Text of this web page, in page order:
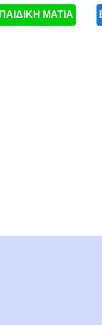
ΠΑΙΔΙΚΗ ΜΑΤΙΑ